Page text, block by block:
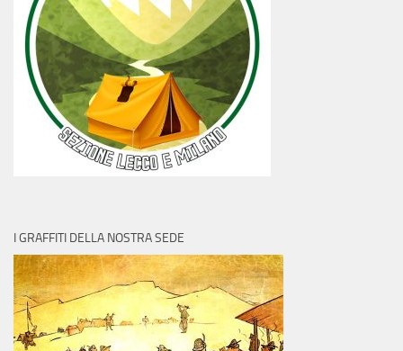
I GRAFFITI DELLA NOSTRA SEDE